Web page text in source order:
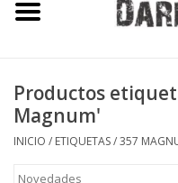
de tiro
equipo táctico
Productos
Magnum'
INICIO / ETIQUETAS/357